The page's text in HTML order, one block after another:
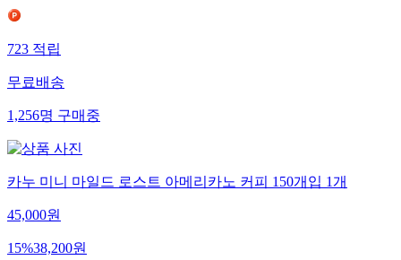
723적립
무료배송
1,256명구매중
카누 미니 마일드 로스트 아메리카노 커피 150개입 1개
45,000원
15%38,200원